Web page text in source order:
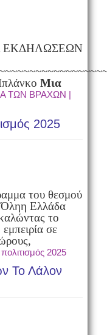
Μια
ΤΩΝ ΒΡΑΧΩΝ |
2025
του θεσμού
η Ελλάδα
το
σε
2025
Το Λάλον